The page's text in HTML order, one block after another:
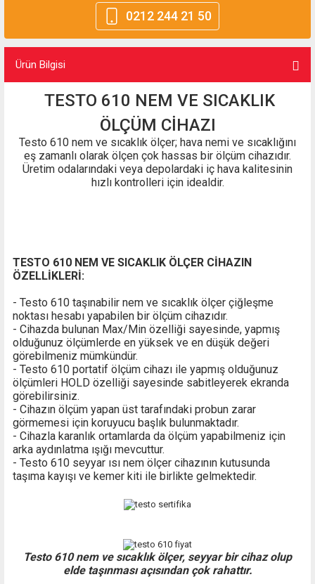
0212 244 21 50
Ürün Bilgisi
TESTO 610 NEM VE SICAKLIK
ÖLÇÜM CİHAZI
Testo 610 nem ve sıcaklık ölçer; hava nemi ve sıcaklığını
eş zamanlı olarak ölçen çok hassas bir ölçüm cihazıdır.
Üretim odalarındaki veya depolardaki iç hava kalitesinin
hızlı kontrolleri için idealdir.
TESTO 610 NEM VE SICAKLIK ÖLÇER CİHAZIN
ÖZELLİKLERİ:
- Testo 610 taşınabilir nem ve sıcaklık ölçer çiğleşme
noktası hesabı yapabilen bir ölçüm cihazıdır.
- Cihazda bulunan Max/Min özelliği sayesinde, yapmış
olduğunuz ölçümlerde en yüksek ve en düşük değeri
görebilmeniz mümkündür.
- Testo 610 portatif ölçüm cihazı ile yapmış olduğunuz
ölçümleri HOLD özelliği sayesinde sabitleyerek ekranda
görebilirsiniz.
- Cihazın ölçüm yapan üst tarafındaki probun zarar
görmemesi için koruyucu başlık bulunmaktadır.
- Cihazla karanlık ortamlarda da ölçüm yapabilmeniz için
arka aydınlatma ışığı mevcuttur.
- Testo 610 seyyar ısı nem ölçer cihazının kutusunda
taşıma kayışı ve kemer kiti ile birlikte gelmektedir.
Testo 610 nem ve sıcaklık ölçer, seyyar bir cihaz olup
elde taşınması açısından çok rahattır.